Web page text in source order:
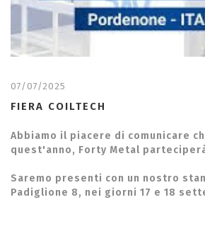
07/07/2025
FIERA COILTECH
Abbiamo il piacere di comunicare
quest'anno, Forty Metal parteciperà
Saremo presenti con un nostro
Padiglione 8, nei giorni 17 e 18